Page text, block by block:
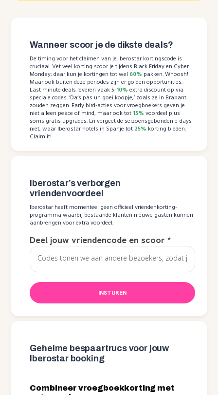
Wanneer scoor je de dikste deals?
De timing voor het claimen van je Iberostar kortingscode is
cruciaal. Vet veel korting scoor je tijdens Black Friday en Cyber
Monday; daar kun je kortingen tot wel 60% pakken. Whoosh!
Maar ook buiten deze periodes zijn er golden opportunities.
Last minute deals leveren vaak 5-10% extra discount op via
speciale codes. ‘Da’s pas un goei koopje,’ zoals ze in Brabant
zouden zeggen. Early bird-acties voor vroegboekers geven je
niet alleen peace of mind, maar ook tot 15% voordeel plus
soms gratis upgrades. En vergeet de seizoensgebonden e-days
niet, waar Iberostar hotels in Spanje tot 25% korting bieden.
Claim it!
Iberostar’s verborgen
vriendenvoordeel
Iberostar heeft momenteel geen officieel vriendenkorting-
programma waarbij bestaande klanten nieuwe gasten kunnen
aanbrengen voor extra voordeel.
Deel jouw vriendencode en scoor*
INSTUREN
Geheime bespaartrucs voor jouw
Iberostar booking
Combineer vroegboekkorting met